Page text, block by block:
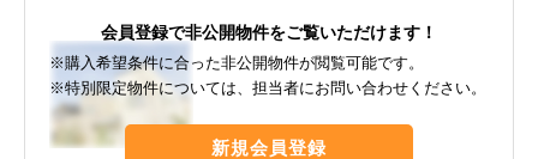
会員登録で非公開物件をご覧いただけます！
※購入希望条件に合った非公開物件が閲覧可能です。
※特別限定物件については、担当者にお問い合わせください。
新規会員登録